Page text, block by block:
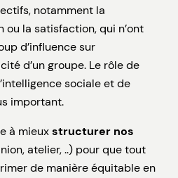
notamment la
ou la satisfaction, qui n’ont
d’influence sur
d’un groupe. Le rôle de
sociale et de
important.
à mieuxstructurer nos
atelier, ..) pour que tout
de manière équitable en